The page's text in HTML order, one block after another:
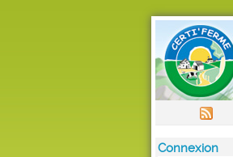
Connexion